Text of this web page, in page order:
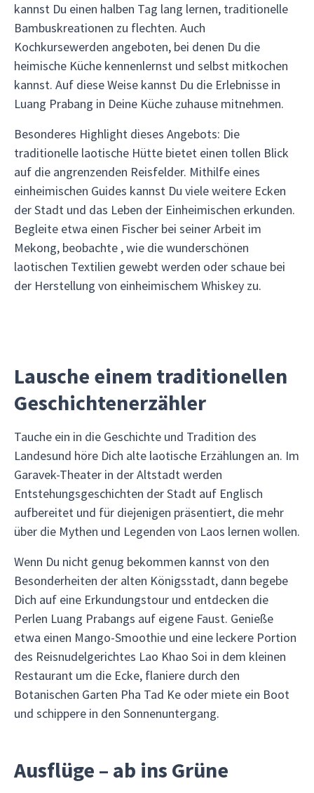
kannst Du einen halben Tag lang lernen, traditionelle
Bambuskreationen zu flechten. Auch
Kochkursewerden angeboten, bei denen Du die
heimische Küche kennenlernst und selbst mitkochen
kannst. Auf diese Weise kannst Du die Erlebnisse in
Luang Prabang in Deine Küche zuhause mitnehmen.
Besonderes Highlight dieses Angebots: Die
traditionelle laotische Hütte bietet einen tollen Blick
auf die angrenzenden Reisfelder. Mithilfe eines
einheimischen Guides kannst Du viele weitere Ecken
der Stadt und das Leben der Einheimischen erkunden.
Begleite etwa einen Fischer bei seiner Arbeit im
Mekong, beobachte , wie die wunderschönen
laotischen Textilien gewebt werden oder schaue bei
der Herstellung von einheimischem Whiskey zu.
Lausche einem traditionellen
Geschichtenerzähler
Tauche ein in die Geschichte und Tradition des
Landesund höre Dich alte laotische Erzählungen an. Im
Garavek-Theater in der Altstadt werden
Entstehungsgeschichten der Stadt auf Englisch
aufbereitet und für diejenigen präsentiert, die mehr
über die Mythen und Legenden von Laos lernen wollen.
Wenn Du nicht genug bekommen kannst von den
Besonderheiten der alten Königsstadt, dann begebe
Dich auf eine Erkundungstour und entdecken die
Perlen Luang Prabangs auf eigene Faust. Genieße
etwa einen Mango-Smoothie und eine leckere Portion
des Reisnudelgerichtes Lao Khao Soi in dem kleinen
Restaurant um die Ecke, flaniere durch den
Botanischen Garten Pha Tad Ke oder miete ein Boot
und schippere in den Sonnenuntergang.
Ausflüge – ab ins Grüne